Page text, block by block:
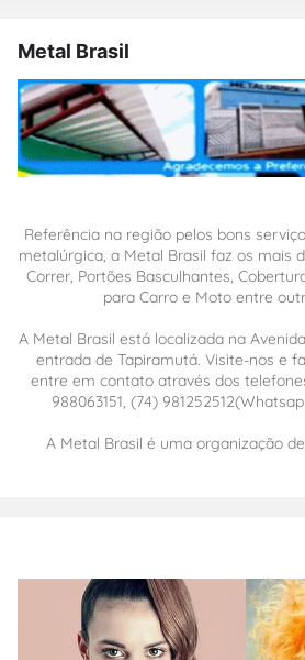
Metal Brasil
Referência na região pelos bons
metalúrgica, a Metal Brasil faz os mais
Correr, Portões Basculhantes,
para Carro e Moto entre
A Metal Brasil está localizada na
entrada de Tapiramutá. Visite-nos e
entre em contato através dos
988063151, (74)
A Metal Brasil é uma organização